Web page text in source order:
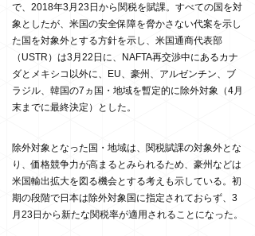
で、2018年3月23日から関税を賦課。すべての国を対
象としたが、米国の安全保障を脅かさない代案を示し
た国を対象外とする方針を示し、米国通商代表部
（USTR）は3月22日に、NAFTA再交渉中にあるカナ
ダとメキシコ以外に、EU、豪州、アルゼンチン、ブ
ラジル、韓国の7ヵ国・地域を暫定的に除外対象（4月
末までに最終決定）とした。
除外対象となった国・地域は、関税賦課の対象外とな
り、価格競争力が高まるとみられるため、豪州などは
米国輸出拡大を図る機会とする考えも示している。初
期の段階で日本は除外対象国に指定されておらず、3
月23日から新たな関税率が適用されることになった。